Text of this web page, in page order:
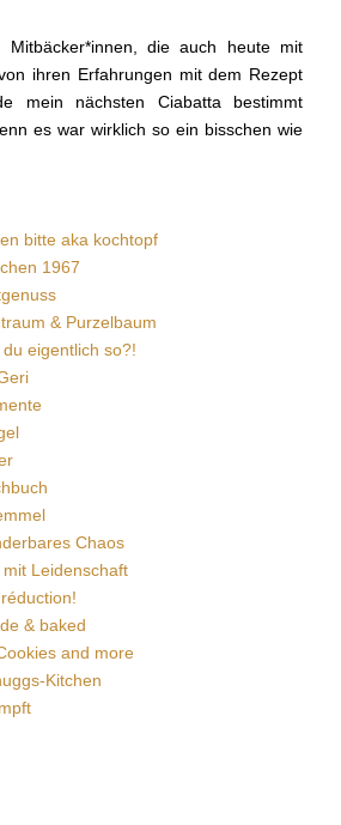
die auch heute mit
ihren Erfahrungen mit dem Rezept
mein nächsten Ciabatta bestimmt
es war wirklich so ein bisschen wie
bitte aka kochtopf
1967
& Purzelbaum
eigentlich so?!
Chaos
mit Leidenschaft
& baked
and more
Kitchen